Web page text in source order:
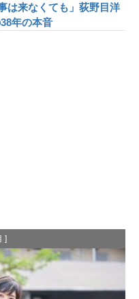
は来なくても」荻野目洋
年の本音
]